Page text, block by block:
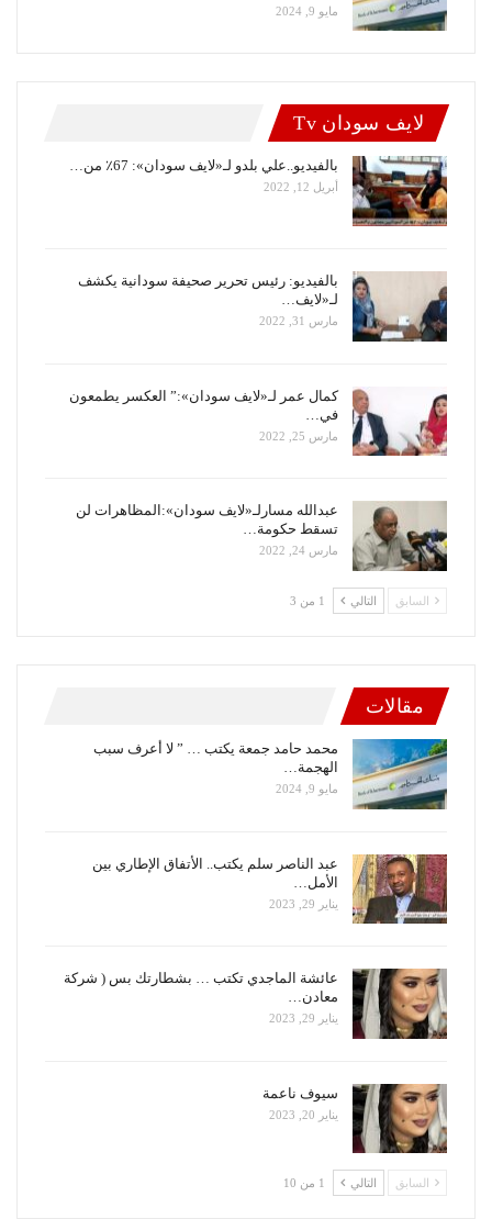
مايو 9, 2024
لايف سودان Tv
بالفيديو..علي بلدو لـ«لايف سودان»: 67٪ من…
أبريل 12, 2022
بالفيديو: رئيس تحرير صحيفة سودانية يكشف
لـ«لايف…
مارس 31, 2022
كمال عمر لـ«لايف سودان»:” العكسر يطمعون
في…
مارس 25, 2022
عبدالله مسارلـ«لايف سودان»:المظاهرات لن
تسقط حكومة…
مارس 24, 2022
السابق التالي 1 من 3
مقالات
محمد حامد جمعة يكتب … ” لا أعرف سبب
الهجمة…
مايو 9, 2024
عبد الناصر سلم يكتب.. الأتفاق الإطاري بين
الأمل…
يناير 29, 2023
عائشة الماجدي تكتب … بشطارتك بس ( شركة
معادن…
يناير 29, 2023
سيوف ناعمة
يناير 20, 2023
السابق التالي 1 من 10